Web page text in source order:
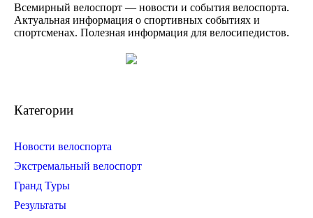
Всемирный велоспорт — новости и события велоспорта.
Актуальная информация о спортивных событиях и
спортсменах. Полезная информация для велосипедистов.
Категории
Новости велоспорта
Экстремальный велоспорт
Гранд Туры
Результаты